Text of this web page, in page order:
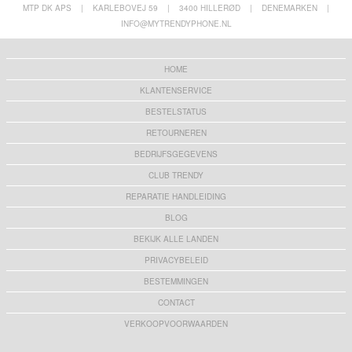
MTP DK APS | KARLEBOVEJ 59 | 3400 HILLERØD | DENEMARKEN
|
INFO@MYTRENDYPHONE.NL
HOME
KLANTENSERVICE
BESTELSTATUS
RETOURNEREN
BEDRIJFSGEGEVENS
CLUB TRENDY
REPARATIE HANDLEIDING
BLOG
BEKIJK ALLE LANDEN
PRIVACYBELEID
BESTEMMINGEN
CONTACT
VERKOOPVOORWAARDEN